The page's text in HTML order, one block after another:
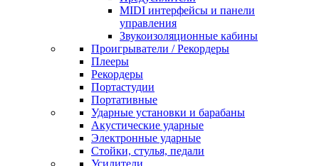
MIDI интерфейсы и панели
управления
Звукоизоляционные кабины
Проигрыватели / Рекордеры
Плееры
Рекордеры
Портастудии
Портативные
Ударные установки и барабаны
Акустические ударные
Электронные ударные
Стойки, стулья, педали
Усилители